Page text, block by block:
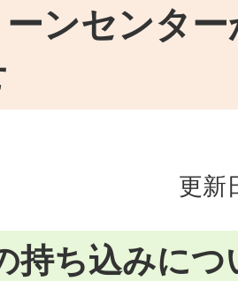
ンセンタ
更新
持ち込みにつ